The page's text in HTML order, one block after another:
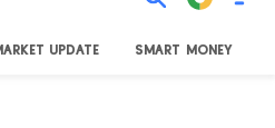
UPDATE SMART MONEY